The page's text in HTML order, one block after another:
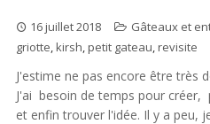
16 juillet 2018 Gâteaux et
griotte,kirsh,petit gateau,revisite
J'estime ne pas encore être très
J'ai besoin de temps pour créer,
et enfin trouver l'idée. Il y a peu,